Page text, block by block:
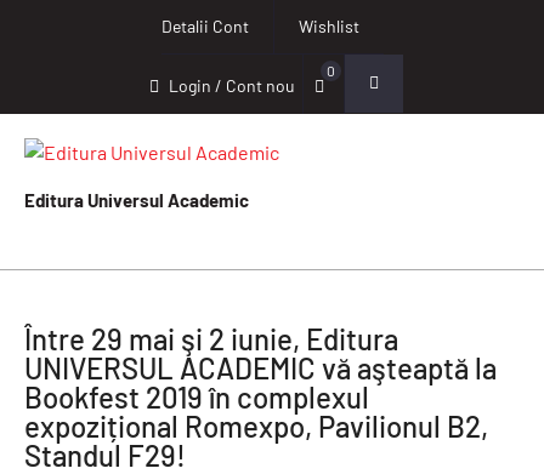
Detalii Cont Wishlist
Login / Cont nou
0
Editura Universul Academic
Între 29 mai şi 2 iunie, Editura
UNIVERSUL ACADEMIC vă aşteaptă la
Bookfest 2019 în complexul
expozițional Romexpo, Pavilionul B2,
Standul F29!